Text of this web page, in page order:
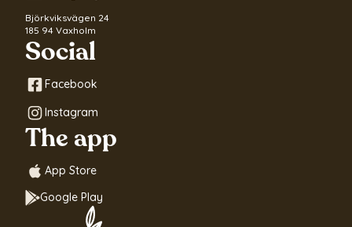
Björkviksvägen 24
185 94 Vaxholm
Social
Facebook
Instagram
The app
App Store
Google Play